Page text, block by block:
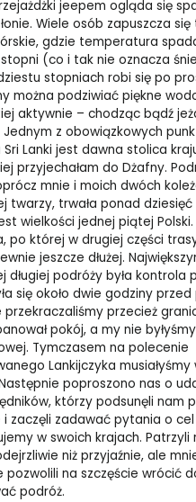
jeepem ogląda się
Wiele osób zapuszcza się
gdzie temperatura
(co i tak nie oznacza
stopniach robi się po
można podziwiać piękne
aktywnie – chodząc bądź
z obowiązkowych
Sri Lanki jest dawna stolica
przyjechałam do Dżafny.
mnie i moich dwóch
twarzy, trwała ponad
wielkości jednej piątej
po której w drugiej części
jeszcze dłużej.
długiej podróży była kontrola
się około dwie godziny
przekraczaliśmy przecież
pokój, a my nie
Tymczasem na polecenie
Lankijczyka musiałyśmy
poproszono nas o
którzy podsunęli nam
i zaczęli zadawać pytania o
w swoich krajach.
niż przyjaźnie, ale
pozwolili na szczęście wrócić
podróż.